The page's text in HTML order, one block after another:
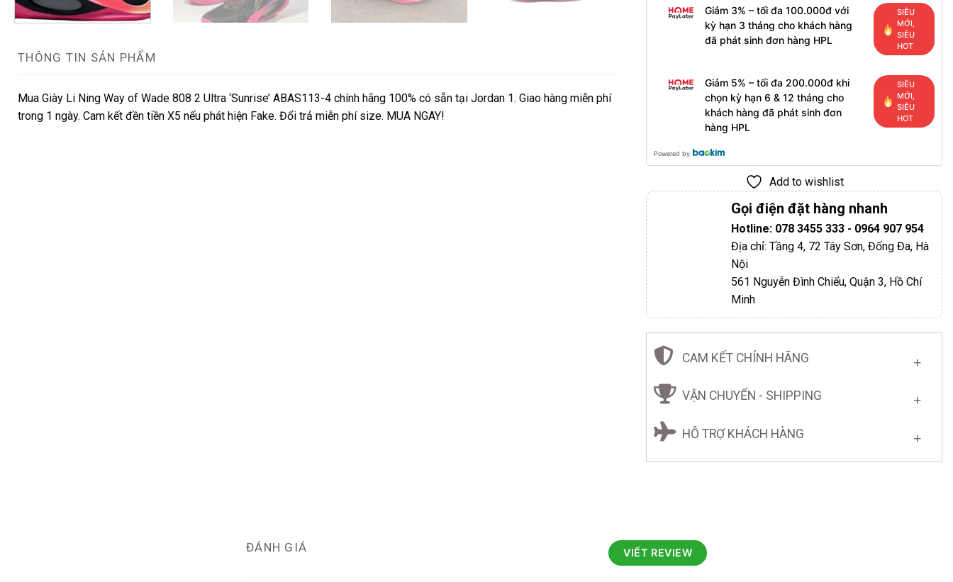
THÔNG TIN SẢN PHẨM
Mua Giày Li Ning Way of Wade 808 2 Ultra ‘Sunrise’ ABAS113-4 chính hãng 100% có sẵn tại Jordan 1. Giao hàng miễn phí
trong 1 ngày. Cam kết đền tiền X5 nếu phát hiện Fake. Đổi trả miễn phí size. MUA NGAY!
Giảm 3% – tối đa 100.000đ với
kỳ hạn 3 tháng cho khách hàng
đã phát sinh đơn hàng HPL
SIÊU
MỚI,
SIÊU
HOT
Giảm 5% – tối đa 200.000đ khi
chọn kỳ hạn 6 & 12 tháng cho
khách hàng đã phát sinh đơn
hàng HPL
SIÊU
MỚI,
SIÊU
HOT
Powered by
Add to wishlist
Gọi điện đặt hàng nhanh
Hotline: 078 3455 333 - 0964 907 954
Địa chỉ: Tầng 4, 72 Tây Sơn, Đống Đa, Hà
Nội
561 Nguyễn Đình Chiểu, Quận 3, Hồ Chí
Minh
CAM KẾT CHÍNH HÃNG
VẬN CHUYỂN - SHIPPING
HỖ TRỢ KHÁCH HÀNG
ĐÁNH GIÁ VIẾT REVIEW